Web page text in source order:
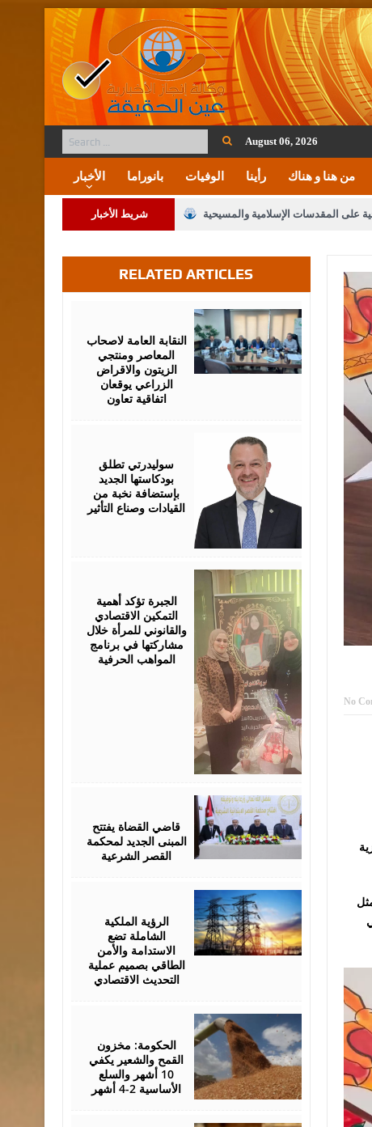
August 06, 2026
الأخبار بانوراما الوفيات رأينا من هنا و هناك
شريط الأخبار على المقدسات الإسلامية والمسيحية
النواب على شراكة فاعلة مع الإعلام
الملك يلتقي مجموعة من رفاق السلاح
فريحات.. مبارك وبكم تزهو المناصب
No
RELATED ARTICLES
النقابة العامة لاصحاب
المعاصر ومنتجي
الزيتون والاقراض
الزراعي يوقعان
اتفاقية تعاون
2026
سوليدرتي تطلق
بودكاستها الجديد
بإستضافة نخبة من
القيادات وصناع التأثير
الجبرة تؤكد أهمية
التمكين الاقتصادي
والقانوني للمرأة خلال
مشاركتها في برنامج
المواهب الحرفية
قاضي القضاة يفتتح
المبنى الجديد لمحكمة
القصر الشرعية
الرؤية الملكية
الشاملة تضع
الاستدامة والأمن
الطاقي بصميم عملية
التحديث الاقتصادي
الحكومة: مخزون
القمح والشعير يكفي
10 أشهر والسلع
الأساسية 2-4 أشهر